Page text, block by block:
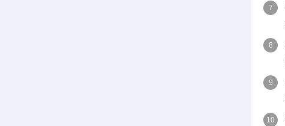
7
8
9
10